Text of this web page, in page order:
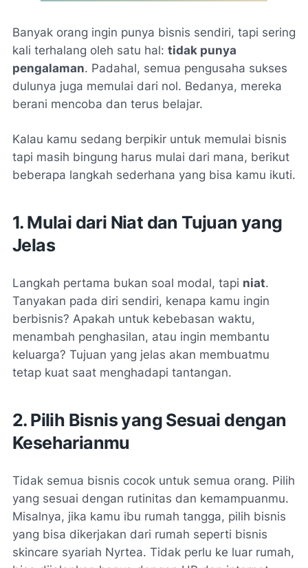
Banyak orang ingin punya bisnis sendiri, tapi sering
kali terhalang oleh satu hal: tidak punya
pengalaman. Padahal, semua pengusaha sukses
dulunya juga memulai dari nol. Bedanya, mereka
berani mencoba dan terus belajar.
Kalau kamu sedang berpikir untuk memulai bisnis
tapi masih bingung harus mulai dari mana, berikut
beberapa langkah sederhana yang bisa kamu ikuti.
1. Mulai dari Niat dan Tujuan yang
Jelas
Langkah pertama bukan soal modal, tapi niat.
Tanyakan pada diri sendiri, kenapa kamu ingin
berbisnis? Apakah untuk kebebasan waktu,
menambah penghasilan, atau ingin membantu
keluarga? Tujuan yang jelas akan membuatmu
tetap kuat saat menghadapi tantangan.
2. Pilih Bisnis yang Sesuai dengan
Keseharianmu
Tidak semua bisnis cocok untuk semua orang. Pilih
yang sesuai dengan rutinitas dan kemampuanmu.
Misalnya, jika kamu ibu rumah tangga, pilih bisnis
yang bisa dikerjakan dari rumah seperti bisnis
skincare syariah Nyrtea. Tidak perlu ke luar rumah,